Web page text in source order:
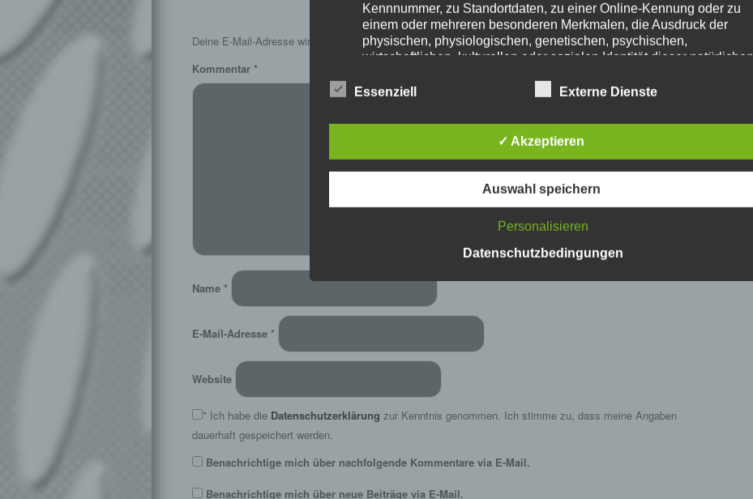
Schreibe einen Kommentar
Deine E-Mail-Adresse wird nicht veröffentlicht. Erforderliche Felder sind mit*markiert
Kommentar *
Name *
E-Mail-Adresse *
Website
* Ich habe die Datenschutzerklärung zur Kenntnis genommen. Ich stimme zu, dass meine Angaben
dauerhaft gespeichert werden.
Benachrichtige mich über nachfolgende Kommentare via E-Mail.
Benachrichtige mich über neue Beiträge via E-Mail.
Kennnummer, zu Standortdaten, zu einer Online-Kennung oder zu
einem oder mehreren besonderen Merkmalen, die Ausdruck der
physischen, physiologischen, genetischen, psychischen,
wirtschaftlichen, kulturellen oder sozialen Identität dieser natürlichen
b) betroffene Person
natürliche Person, deren personenbezogene Daten von dem für die
Verarbeitung Verantwortlichen verarbeitet werden.
c) Verarbeitung
Verarbeitung ist jeder mit oder ohne Hilfe automatisierter Verfahren
Zusammenhang mit personenbezogenen Daten wie das Erheben,
das Erfassen, die Organisation, das Ordnen, die Speicherung, die
Anpassung oder Veränderung, das Auslesen, das Abfragen, die
Verknüpfung, die Einschränkung, das Löschen oder die Vernichtung.
Einschränkung der Verarbeitung ist die Markierung gespeicherter
personenbezogener Daten mit dem Ziel, ihre künftige Verarbeitung
einzuschränken.
e) Profiling
personenbezogenen Daten verwendet werden, um bestimmte
Essenziell Externe Dienste
✓ Akzeptieren
Auswahl speichern
Personalisieren
Datenschutzbedingungen